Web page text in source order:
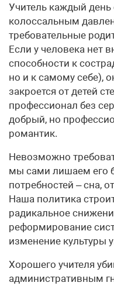
Учитель каждый день
колоссальным
требовательные
Если у человека нет
способности к
но и к самому себе),
закроется от детей
профессионал без
добрый, но
романтик.
Невозможно
мы сами лишаем его
потребностей – сна,
Наша политика
радикальное
реформирование
изменение культуры
Хорошего учителя
административным